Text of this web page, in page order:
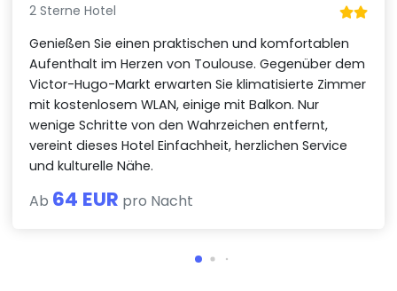
2 Sterne Hotel
Genießen Sie einen praktischen und komfortablen
Aufenthalt im Herzen von Toulouse. Gegenüber dem
Victor-Hugo-Markt erwarten Sie klimatisierte Zimmer
mit kostenlosem WLAN, einige mit Balkon. Nur
wenige Schritte von den Wahrzeichen entfernt,
vereint dieses Hotel Einfachheit, herzlichen Service
und kulturelle Nähe.
Ab 64 EUR pro Nacht